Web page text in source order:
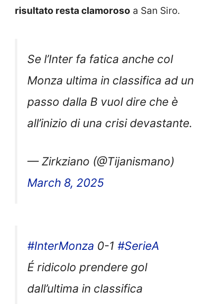
risultato resta clamoroso a San Siro.
Se l’Inter fa fatica anche col
Monza ultima in classifica ad un
passo dalla B vuol dire che è
all’inizio di una crisi devastante.
— Zirkziano (@Tijanismano)
March 8, 2025
É ridicolo prendere gol